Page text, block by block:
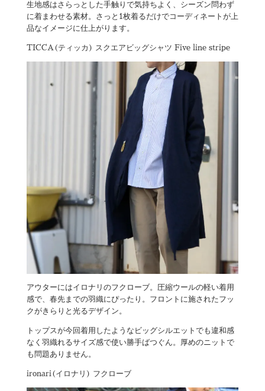
生地感はさらっとした手触りで気持ちよく、シーズン問わず
に着まわせる素材。さっと1枚着るだけでコーディネートが上
品なイメージに仕上がります。
TICCA(ティッカ) スクエアビッグシャツ Five line stripe
アウターにはイロナリのフクローブ。圧縮ウールの軽い着用
感で、春先までの羽織にぴったり。フロントに施されたフッ
クがきらりと光るデザイン。
トップスが今回着用したようなビッグシルエットでも違和感
なく羽織れるサイズ感で使い勝手ばつぐん。厚めのニットで
も問題ありません。
ironari(イロナリ) フクローブ